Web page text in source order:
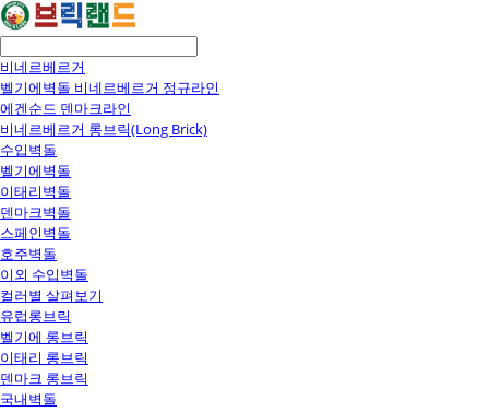
비네르베르거
벨기에벽돌 비네르베르거 정규라인
에겐순드 덴마크라인
비네르베르거 롱브릭(Long Brick)
수입벽돌
벨기에벽돌
이태리벽돌
덴마크벽돌
스페인벽돌
호주벽돌
이외 수입벽돌
컬러별 살펴보기
유럽롱브릭
벨기에 롱브릭
이태리 롱브릭
덴마크 롱브릭
국내벽돌